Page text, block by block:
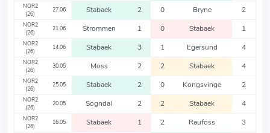
NOR2
(26)
27.06 Stabaek 2 0 Bryne 2
NOR2
(26)
21.06 Strommen 1 0 Stabaek 1
NOR2
(26)
14.06 Stabaek 3 1 Egersund 4
NOR2
(26)
30.05 Moss 2 2 Stabaek 4
NOR2
(26)
25.05 Stabaek 2 0 Kongsvinge 2
NOR2
(26)
20.05 Sogndal 2 2 Stabaek 4
NOR2
(26)
16.05 Stabaek 1 2 Raufoss 3